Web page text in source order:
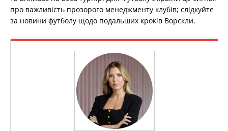
про важливість прозорого менеджменту клубів; слідкуйте
за новини футболу щодо подальших кроків Ворскли.